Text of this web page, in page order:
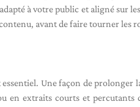
à votre public et aligné sur
avant de faire tourner les
Une façon de prolonger
en extraits courts et